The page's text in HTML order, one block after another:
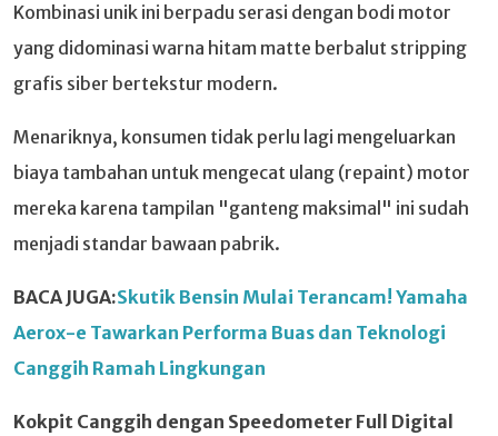
Kombinasi unik ini berpadu serasi dengan bodi motor
yang didominasi warna hitam matte berbalut stripping
grafis siber bertekstur modern.
Menariknya, konsumen tidak perlu lagi mengeluarkan
biaya tambahan untuk mengecat ulang (repaint) motor
mereka karena tampilan "ganteng maksimal" ini sudah
menjadi standar bawaan pabrik.
BACA JUGA:Skutik Bensin Mulai Terancam! Yamaha
Aerox-e Tawarkan Performa Buas dan Teknologi
Canggih Ramah Lingkungan
Kokpit Canggih dengan Speedometer Full Digital